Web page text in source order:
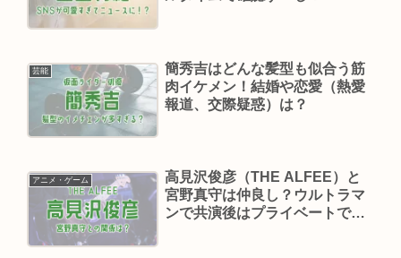
芸能
簡秀吉はどんな髪型も似合う筋
肉イケメン！結婚や恋愛（熱愛
報道、交際疑惑）は？
アニメ・ゲーム
高見沢俊彦（THE ALFEE）と
宮野真守は仲良し？ウルトラマ
ンで共演後はプライベートでも